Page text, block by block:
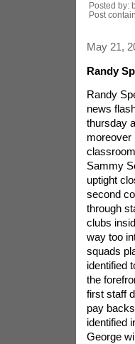
Posted by:
Post
May 21,
Randy
Randy
news
thursday
moreover
Sammy
uptight
second
through
clubs
way too
squads
identified
the
first staff
pay
identified
George